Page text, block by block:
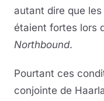
autant dire que
étaient fortes lors
Northbound.
Pourtant ces
conjointe de